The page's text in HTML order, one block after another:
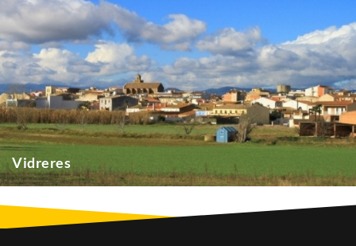
Vidreres